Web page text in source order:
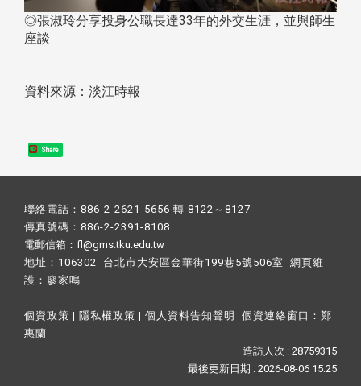
◎張淑玲分享投身公職長達33年的外交生涯，並與師生
座談
資料來源：淡江時報
Share
聯絡電話：886-2-2621-5656 轉 8122～8127
傳真號碼：886-2-2391-8108
電郵信箱：fl@gms.tku.edu.tw
地址：106302 台北市大安區金華街199巷5號506室 網頁維
護： 廖家鳴​
個資政策 | 隱私權政策 | 個人資料告知聲明 個資連絡窗口： 鄭
惠蘭
造訪人次 : 28759315
最後更新日期 :2026-08-06 15:25